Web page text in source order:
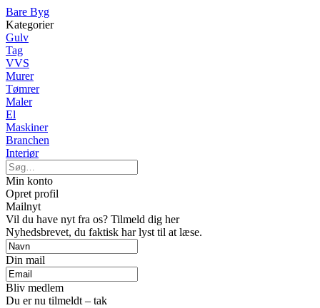
Bare Byg
Kategorier
Gulv
Tag
VVS
Murer
Tømrer
Maler
El
Maskiner
Branchen
Interiør
Min konto
Opret profil
Mailnyt
Vil du have nyt fra os? Tilmeld dig her
Nyhedsbrevet, du faktisk har lyst til at læse.
Din mail
Bliv medlem
Du er nu tilmeldt – tak